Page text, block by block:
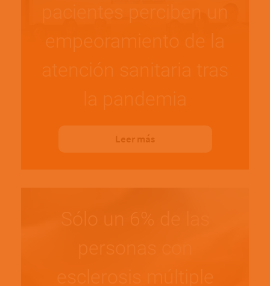
pacientes perciben un
empeoramiento de la
atención sanitaria tras
la pandemia
Leer más